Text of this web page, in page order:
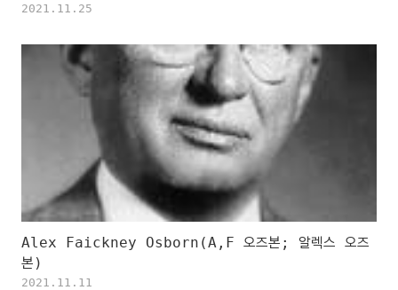
2021.11.25
Alex Faickney Osborn(A,F 오즈본; 알렉스 오즈
본)
2021.11.11